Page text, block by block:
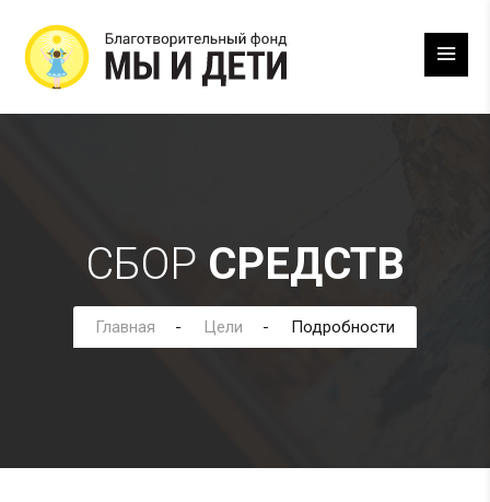
СБОР СРЕДСТВ
Главная Цели Подробности